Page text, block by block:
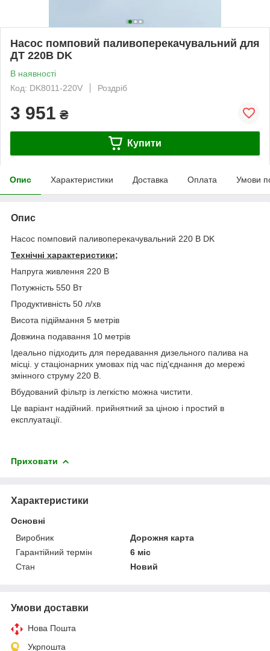
Насос помповий паливоперекачувальний для
ДТ 220В DK
В наявності
Код: DK8011-220V
Роздріб
3 951 ₴
Купити
Опис Характеристики Доставка Оплата Умови
Опис
Насос помповий паливоперекачувальний 220 В DK
Технічні характеристики;
Напруга живлення 220 В
Потужність 550 Вт
Продуктивність 50 л/хв
Висота підіймання 5 метрів
Довжина подавання 10 метрів
Ідеально підходить для передавання дизельного палива на
місці. у стаціонарних умовах під час під'єднання до мережі
змінного струму 220 В.
Вбудований фільтр із легкістю можна чистити.
Це варіант надійний. прийнятний за ціною і простий в
експлуатації.
Приховати
Характеристики
Основні
Виробник
Дорожня карта
Гарантійний термін
6 міс
Стан
Новий
Умови доставки
Нова Пошта
Укрпошта